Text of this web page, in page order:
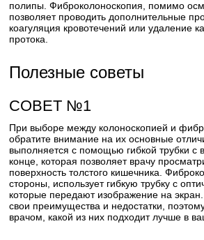
полипы. Фиброколоноскопия, помимо
позволяет проводить дополнительные
коагуляция кровотечений или удаление
протока.
Полезные советы
СОВЕТ №1
При выборе между колоноскопией и
обратите внимание на их основные
выполняется с помощью гибкой трубки с
конце, которая позволяет врачу
поверхность толстого кишечника.
стороны, использует гибкую трубку с
которые передают изображение на
свои преимущества и недостатки,
врачом, какой из них подходит лучше в